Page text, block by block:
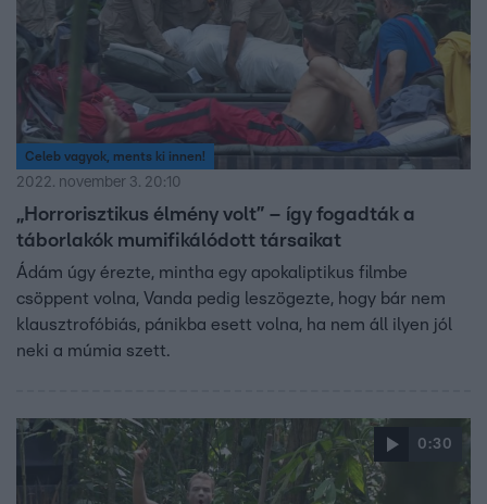
Celeb vagyok, ments ki innen!
2022. november 3. 20:10
„Horrorisztikus élmény volt” – így fogadták a
táborlakók mumifikálódott társaikat
Ádám úgy érezte, mintha egy apokaliptikus filmbe
csöppent volna, Vanda pedig leszögezte, hogy bár nem
klausztrofóbiás, pánikba esett volna, ha nem áll ilyen jól
neki a múmia szett.
0:30